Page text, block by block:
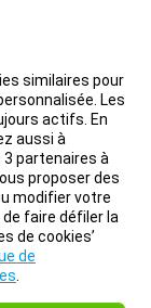
similaires pour
Les
actifs. En
aussi à
partenaires à
proposer des
modifier votre
faire défiler la
de cookies’
de